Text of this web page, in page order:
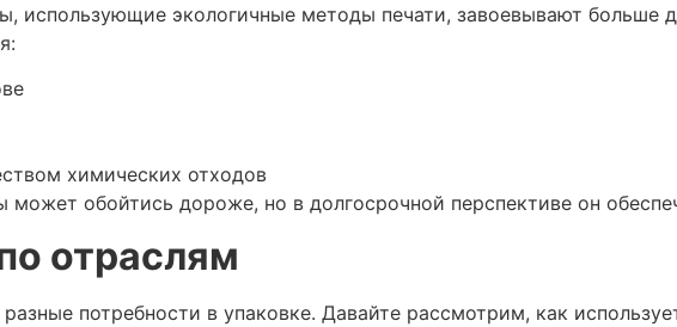
использующие экологичные методы печати, завоевывают больше
химических отходов
обойтись дороже, но в долгосрочной перспективе он
отраслям
потребности в упаковке. Давайте рассмотрим, как